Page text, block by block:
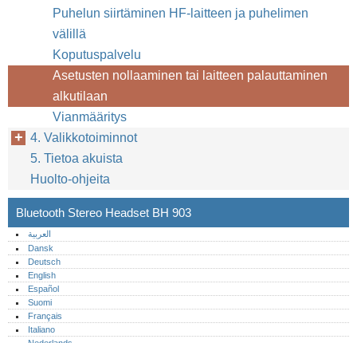
Puhelun siirtäminen HF-laitteen ja puhelimen
välillä
Koputuspalvelu
Asetusten nollaaminen tai laitteen palauttaminen
alkutilaan
Vianmääritys
4. Valikkotoiminnot
5. Tietoa akuista
Huolto-ohjeita
Bluetooth Stereo Headset BH 903
العربية
Dansk
Deutsch
English
Español
Suomi
Français
Italiano